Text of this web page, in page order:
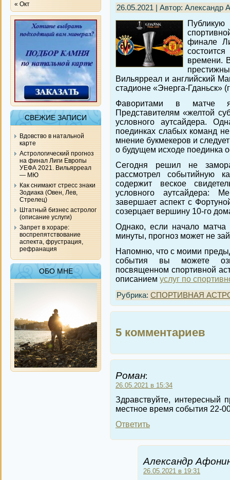
« Окт
СВЕЖИЕ ЗАПИСИ
Вдовство в натальной
карте
Астрологический прогноз
на финал Лиги Европы
УЕФА 2021. Вильярреал
— МЮ
Как снимают стресс знаки
Зодиака (Овен, Лев,
Стрелец)
Штатный бизнес астролог
(описание услуги)
Запрет в хораре:
воспрепятствование
аспекта, фрустрация,
рефранация
ОБО МНЕ
26.05.2021 | Автор: Александр
Публикую
финале
времени.
Вильярреал и английский
стадионе «Энерга-Гданьск»
Фаворитами в матче
Представителям «желтой
условного аутсайдера.
поединках слабых команд
мнение букмекеров и
о будущем исходе поединка
Сегодня решил не
рассмотрел событийную
содержит веское
условного аутсайдера:
завершает аспект с
созерцает вершину 10-го
Однако, если начало
минуты, прогноз может не
Напомню, что с моими
события вы можете
посвященном спортивной
описанием услуг по
Рубрика: СПОРТИВНАЯ
5 комментариев
Роман:
26.05.2021 в 15:34
Здравствуйте, интересный
местное время события 22-
Ответить
Александр
26.05.2021 в 19:31